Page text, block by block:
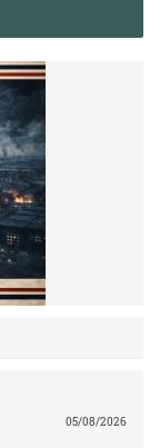
05/08/2026